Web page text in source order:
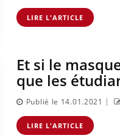
LIRE L'ARTICLE
Et si le
que les
Publié le 14.01.2021 |
LIRE L'ARTICLE